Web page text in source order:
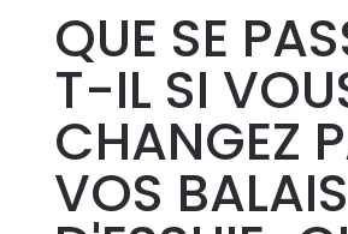
QUE SE
T-IL SI
CHANGEZ
VOS BALAIS